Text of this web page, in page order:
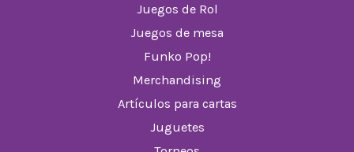
Juegos de Rol
Juegos de mesa
Funko Pop!
Merchandising
Artículos para cartas
Juguetes